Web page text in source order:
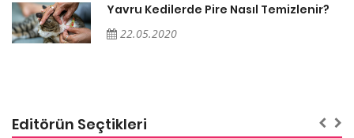
Yavru Kedilerde Pire Nasıl Temizlenir?
22.05.2020
Editörün Seçtikleri